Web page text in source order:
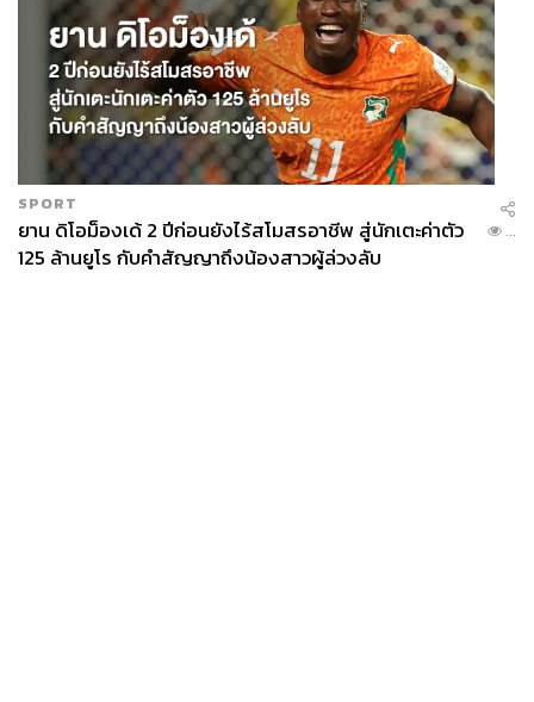
SPORT
ยาน ดิโอม็องเด้ 2 ปีก่อนยังไร้สโมสรอาชีพ สู่นักเตะค่าตัว
125 ล้านยูโร กับคำสัญญาถึงน้องสาวผู้ล่วงลับ
...